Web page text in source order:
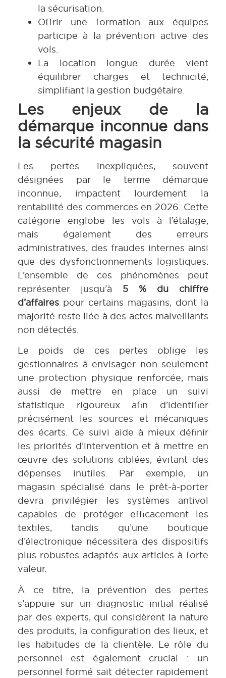
la sécurisation.
Offrir une formation aux équipes
participe à la prévention active des
vols.
La location longue durée vient
équilibrer charges et technicité,
simplifiant la gestion budgétaire.
Les enjeux de la
démarque inconnue dans
la sécurité magasin
Les pertes inexpliquées, souvent
désignées par le terme démarque
inconnue, impactent lourdement la
rentabilité des commerces en 2026. Cette
catégorie englobe les vols à l’étalage,
mais également des erreurs
administratives, des fraudes internes ainsi
que des dysfonctionnements logistiques.
L’ensemble de ces phénomènes peut
représenter jusqu’à 5 % du chiffre
d’affaires pour certains magasins, dont la
majorité reste liée à des actes malveillants
non détectés.
Le poids de ces pertes oblige les
gestionnaires à envisager non seulement
une protection physique renforcée, mais
aussi de mettre en place un suivi
statistique rigoureux afin d’identifier
précisément les sources et mécaniques
des écarts. Ce suivi aide à mieux définir
les priorités d’intervention et à mettre en
œuvre des solutions ciblées, évitant des
dépenses inutiles. Par exemple, un
magasin spécialisé dans le prêt-à-porter
devra privilégier les systèmes antivol
capables de protéger efficacement les
textiles, tandis qu’une boutique
d’électronique nécessitera des dispositifs
plus robustes adaptés aux articles à forte
valeur.
À ce titre, la prévention des pertes
s’appuie sur un diagnostic initial réalisé
par des experts, qui considèrent la nature
des produits, la configuration des lieux, et
les habitudes de la clientèle. Le rôle du
personnel est également crucial : un
personnel formé sait détecter rapidement